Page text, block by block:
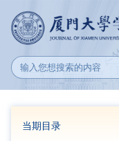
当期目录